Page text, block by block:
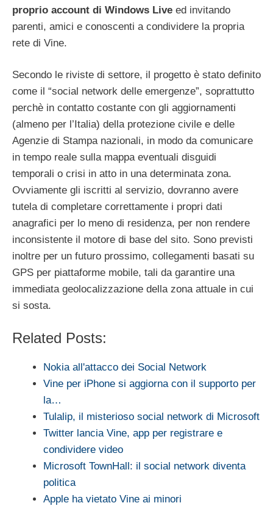
proprio account di Windows Live ed invitando
parenti, amici e conoscenti a condividere la propria
rete di Vine.
Secondo le riviste di settore, il progetto è stato definito
come il “social network delle emergenze”, soprattutto
perchè in contatto costante con gli aggiornamenti
(almeno per l’Italia) della protezione civile e delle
Agenzie di Stampa nazionali, in modo da comunicare
in tempo reale sulla mappa eventuali disguidi
temporali o crisi in atto in una determinata zona.
Ovviamente gli iscritti al servizio, dovranno avere
tutela di completare correttamente i propri dati
anagrafici per lo meno di residenza, per non rendere
inconsistente il motore di base del sito. Sono previsti
inoltre per un futuro prossimo, collegamenti basati su
GPS per piattaforme mobile, tali da garantire una
immediata geolocalizzazione della zona attuale in cui
si sosta.
Related Posts:
Nokia all'attacco dei Social Network
Vine per iPhone si aggiorna con il supporto per
la…
Tulalip, il misterioso social network di Microsoft
Twitter lancia Vine, app per registrare e
condividere video
Microsoft TownHall: il social network diventa
politica
Apple ha vietato Vine ai minori